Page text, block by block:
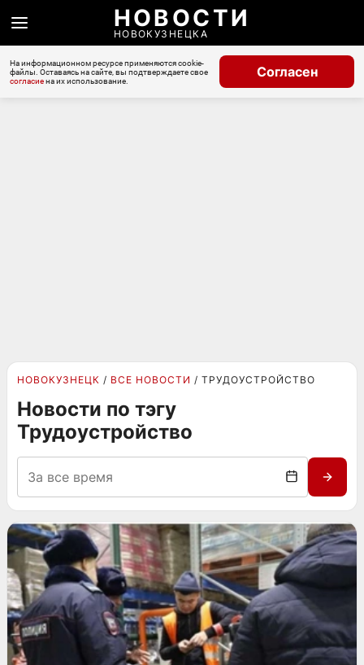
НОВОСТИ
НОВОКУЗНЕЦКА
На информационном ресурсе применяются cookie-
файлы. Оставаясь на сайте, вы подтверждаете свое
согласиена их использование.
Согласен
НОВОКУЗНЕЦК ВСЕ НОВОСТИ ТРУДОУСТРОЙСТВО
Новости по тэгу
Трудоустройство